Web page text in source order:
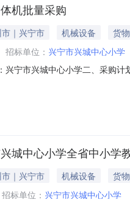
机批量采购
｜兴宁市 机械设备
货物
招标单位： 兴宁市兴城中心小学
兴宁市兴城中心小学二、采购
城中心小学全省中小
｜兴宁市 机械设备
货物
招标单位： 兴宁市兴城中心小学